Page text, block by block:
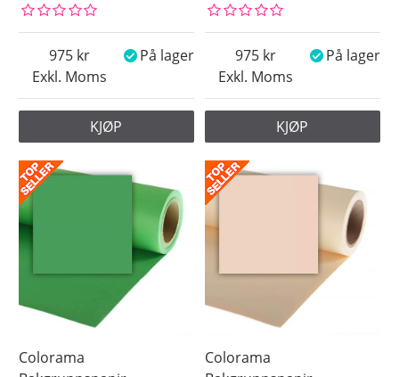
Exkl. Moms
975 På lager
KJØP
Exkl. Moms
975 På lager
KJØP
Colorama
Colorama